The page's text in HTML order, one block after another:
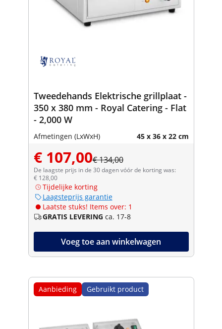
Tweedehands Elektrische grillplaat -
350 x 380 mm - Royal Catering - Flat
- 2,000 W
Afmetingen (LxWxH) 45 x 36 x 22 cm
€ 107,00€ 134,00
De laagste prijs in de 30 dagen vóór de korting was:
€ 128,00
Tijdelijke korting
Laagsteprijs garantie
Laatste stuks! Items over: 1
GRATIS LEVERING ca. 17-8
Voeg toe aan winkelwagen
Aanbieding Gebruikt product